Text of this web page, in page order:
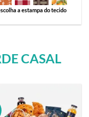
a estampa do tecido
CASAL